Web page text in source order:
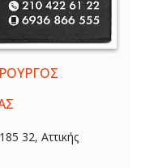
32, Αττικής